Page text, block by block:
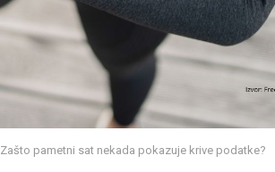
Zašto pametni sat nekada pokazuje krive podatke?